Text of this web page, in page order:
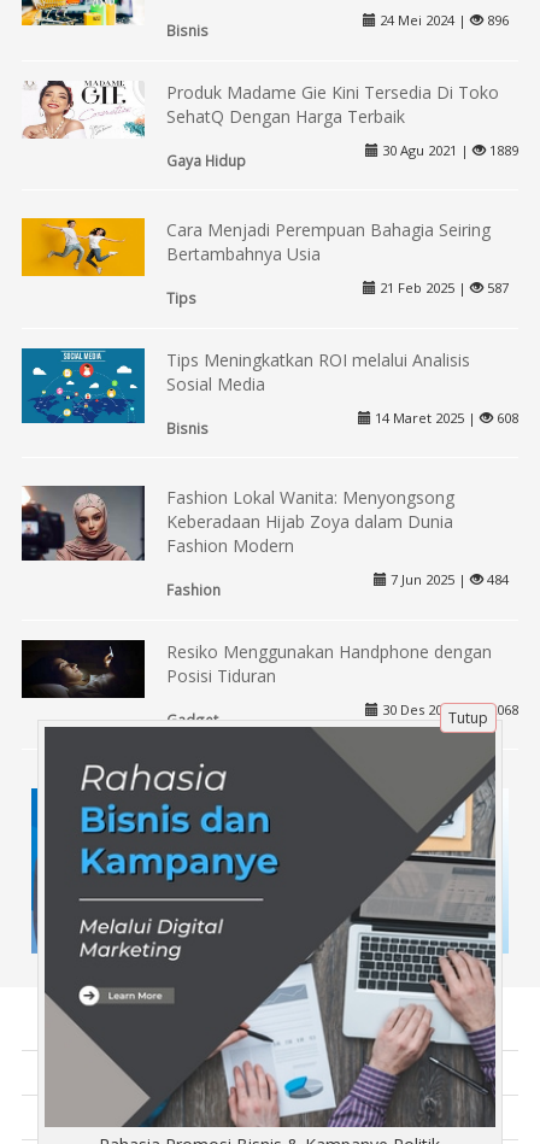
Bisnis
24 Mei 2024 | 896
Produk Madame Gie Kini Tersedia Di Toko
SehatQ Dengan Harga Terbaik
Gaya Hidup
30 Agu 2021 | 1889
Cara Menjadi Perempuan Bahagia Seiring
Bertambahnya Usia
Tips
21 Feb 2025 | 587
Tips Meningkatkan ROI melalui Analisis
Sosial Media
Bisnis
14 Maret 2025 | 608
Fashion Lokal Wanita: Menyongsong
Keberadaan Hijab Zoya dalam Dunia
Fashion Modern
Fashion
7 Jun 2025 | 484
Resiko Menggunakan Handphone dengan
Posisi Tiduran
Gadget
30 Des 2021 | 2068
Tentang Kami
Artikel
Disclaimer
Tutup